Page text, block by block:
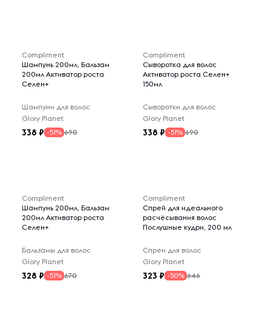
Compliment
Шампунь 200мл, Бальзам
200мл Активатор роста
Селен+
Шампуни для волос
Glory Planet
338 -51% 690
Compliment
Сыворотка для волос
Активатор роста Селен+
150мл
Сыворотки для волос
Glory Planet
338 -51% 690
Compliment
Шампунь 200мл, Бальзам
200мл Активатор роста
Селен+
Бальзамы для волос
Glory Planet
328 -51% 670
Compliment
Спрей для идеального
расчёсывания волос
Послушные кудри, 200 мл
Спреи для волос
Glory Planet
323 -50% 646